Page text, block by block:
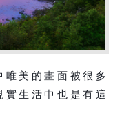
美的畫面被很多
生活中也是有這